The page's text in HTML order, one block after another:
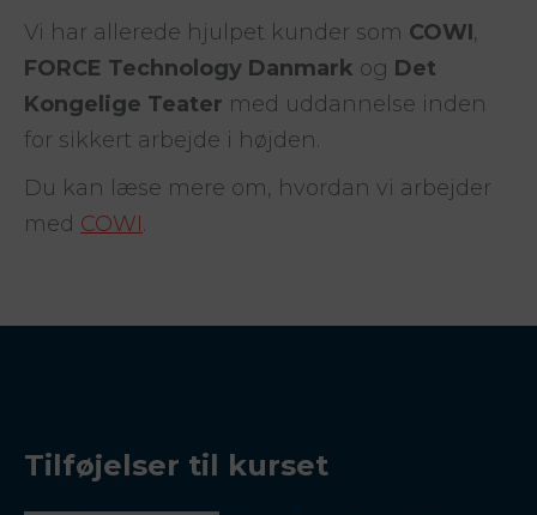
Vi har allerede hjulpet kunder som COWI,
FORCE Technology Danmark og Det
Kongelige Teater med uddannelse inden
for sikkert arbejde i højden.
Du kan læse mere om, hvordan vi arbejder
med COWI.
Tilføjelser til kurset